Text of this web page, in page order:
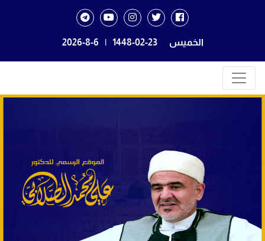
الخميس 1448-02-23
|
2026-8-6